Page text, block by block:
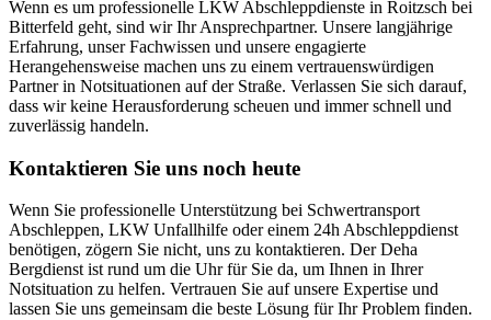
Wenn es um professionelle LKW Abschleppdienste in Roitzsch bei
Bitterfeld geht, sind wir Ihr Ansprechpartner. Unsere langjährige
Erfahrung, unser Fachwissen und unsere engagierte
Herangehensweise machen uns zu einem vertrauenswürdigen
Partner in Notsituationen auf der Straße. Verlassen Sie sich darauf,
dass wir keine Herausforderung scheuen und immer schnell und
zuverlässig handeln.
Kontaktieren Sie uns noch heute
Wenn Sie professionelle Unterstützung bei Schwertransport
Abschleppen, LKW Unfallhilfe oder einem 24h Abschleppdienst
benötigen, zögern Sie nicht, uns zu kontaktieren. Der Deha
Bergdienst ist rund um die Uhr für Sie da, um Ihnen in Ihrer
Notsituation zu helfen. Vertrauen Sie auf unsere Expertise und
lassen Sie uns gemeinsam die beste Lösung für Ihr Problem finden.